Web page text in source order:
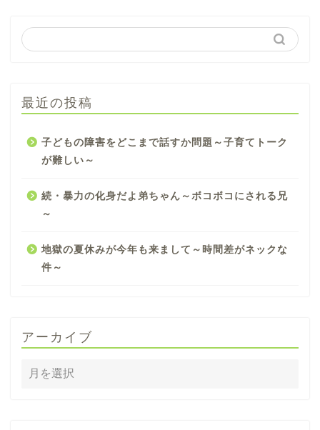
最近の投稿
子どもの障害をどこまで話すか問題～子育てトーク
が難しい～
続・暴力の化身だよ弟ちゃん～ボコボコにされる兄
～
地獄の夏休みが今年も来まして～時間差がネックな
件～
アーカイブ